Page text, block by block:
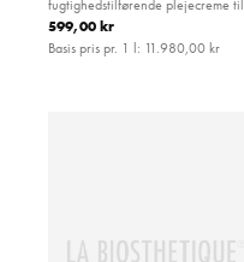
fugtighedstilførende plejecreme til
ansigtet
599,00 kr
Basis pris pr. 1 l: 11.980,00 kr